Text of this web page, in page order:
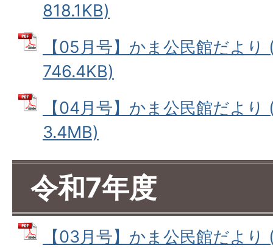
818.1KB)
【05月号】かま公民館だよ
746.4KB)
【04月号】かま公民館だよ
3.4MB)
令和7年度
【03月号】かま公民館だよ